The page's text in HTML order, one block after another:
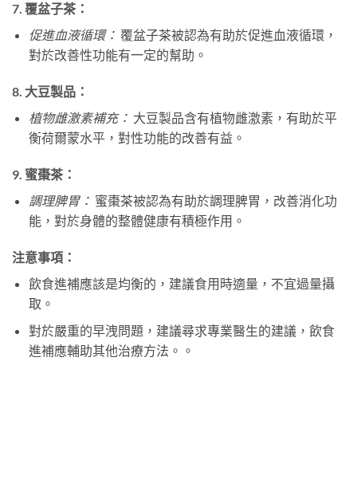
7. 覆盆子茶：
促進血液循環： 覆盆子茶被認為有助於促進血液循環，
對於改善性功能有一定的幫助。
8. 大豆製品：
植物雌激素補充： 大豆製品含有植物雌激素，有助於平
衡荷爾蒙水平，對性功能的改善有益。
9. 蜜棗茶：
調理脾胃： 蜜棗茶被認為有助於調理脾胃，改善消化功
能，對於身體的整體健康有積極作用。
注意事項：
飲食進補應該是均衡的，建議食用時適量，不宜過量攝
取。
對於嚴重的早洩問題，建議尋求專業醫生的建議，飲食
進補應輔助其他治療方法。。